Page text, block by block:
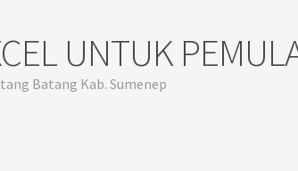
UNTUK
Batang Kab. Sumenep